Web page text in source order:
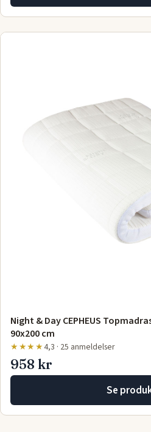
Night & Day CEPHEUS
90x200 cm
★★★★4,3 · 25 anmeldelser
958 kr
Se